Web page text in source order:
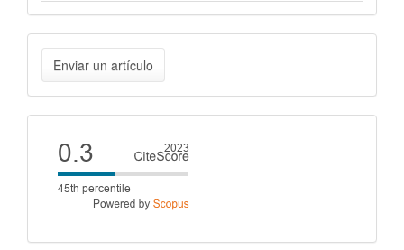
Enviar
un
artículo
Enviar un artículo
Cite
score